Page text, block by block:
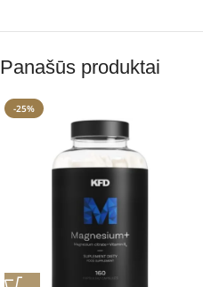
Panašūs produktai
-25%